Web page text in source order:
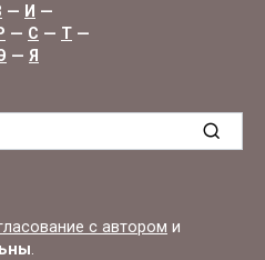
— И —
— С — Т —
— Я
с автором и
.